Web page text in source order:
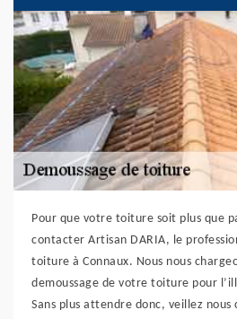
Pour que votre toiture soit plus que
contacter Artisan DARIA, le
toiture à Connaux. Nous nous
demoussage de votre toiture pour
Sans plus attendre donc, veillez